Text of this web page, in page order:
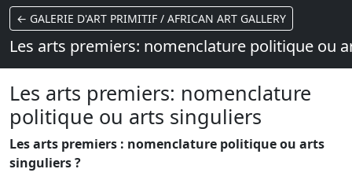
← GALERIE D'ART PRIMITIF / AFRICAN ART GALLERY
Les arts premiers: nomenclature politique ou
Les arts premiers: nomenclature
politique ou arts singuliers
Les arts premiers : nomenclature politique ou arts
singuliers ?